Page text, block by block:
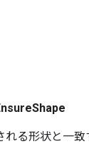
れる形状と一